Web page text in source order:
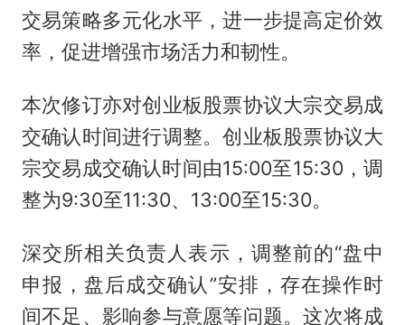
交易策略多元化水平，进一步提高定价效
率，促进增强市场活力和韧性。
本次修订亦对创业板股票协议大宗交易成
交确认时间进行调整。创业板股票协议大
宗交易成交确认时间由15:00至15:30，调
整为9:30至11:30、13:00至15:30。
深交所相关负责人表示，调整前的“盘中
申报，盘后成交确认”安排，存在操作时
间不足、影响参与意愿等问题。这次将成